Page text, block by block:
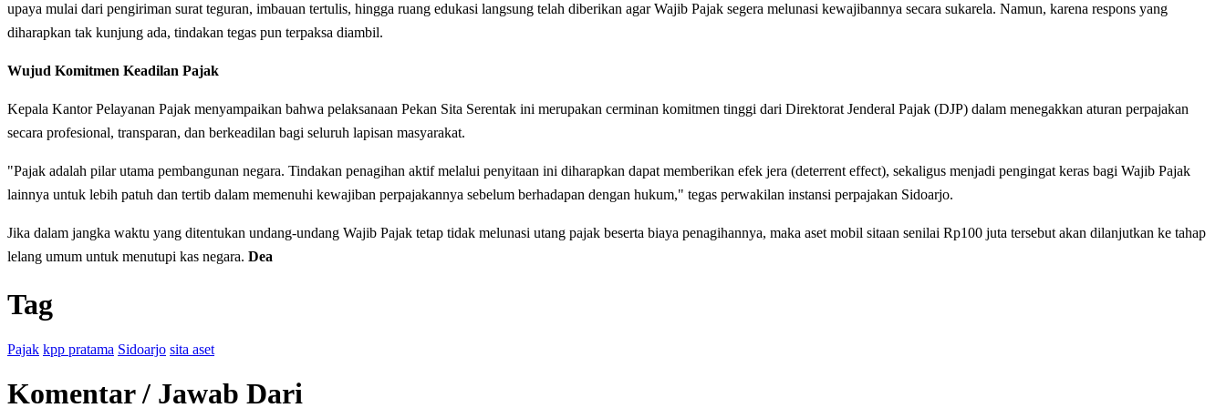
upaya mulai dari pengiriman surat teguran, imbauan tertulis, hingga ruang edukasi langsung telah diberikan agar Wajib Pajak segera melunasi kewajibannya secara sukarela. Namun, karena respons yang
diharapkan tak kunjung ada, tindakan tegas pun terpaksa diambil.
Wujud Komitmen Keadilan Pajak
Kepala Kantor Pelayanan Pajak menyampaikan bahwa pelaksanaan Pekan Sita Serentak ini merupakan cerminan komitmen tinggi dari Direktorat Jenderal Pajak (DJP) dalam menegakkan aturan perpajakan
secara profesional, transparan, dan berkeadilan bagi seluruh lapisan masyarakat.
"Pajak adalah pilar utama pembangunan negara. Tindakan penagihan aktif melalui penyitaan ini diharapkan dapat memberikan efek jera (deterrent effect), sekaligus menjadi pengingat keras bagi Wajib Pajak
lainnya untuk lebih patuh dan tertib dalam memenuhi kewajiban perpajakannya sebelum berhadapan dengan hukum," tegas perwakilan instansi perpajakan Sidoarjo.
Jika dalam jangka waktu yang ditentukan undang-undang Wajib Pajak tetap tidak melunasi utang pajak beserta biaya penagihannya, maka aset mobil sitaan senilai Rp100 juta tersebut akan dilanjutkan ke tahap
lelang umum untuk menutupi kas negara. Dea
Tag
Pajak kpp pratama Sidoarjo sita aset
Komentar / Jawab Dari